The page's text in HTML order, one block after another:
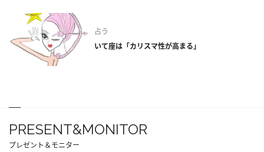
占う
いて座は「カリスマ性が高まる」
PRESENT&MONITOR
プレゼント＆モニター